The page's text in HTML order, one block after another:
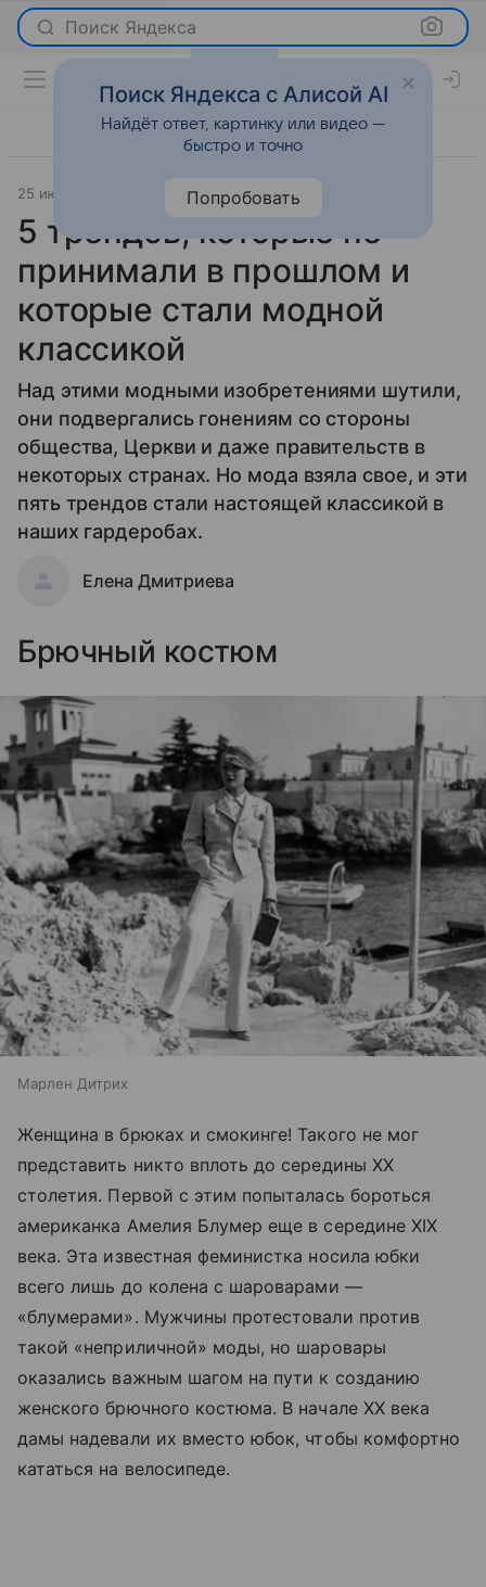
Поиск Яндекса
25 июля 2017
5 трендов, которые не
принимали в прошлом и
которые стали модной
классикой
Над этими модными изобретениями шутили,
они подвергались гонениям со стороны
общества, Церкви и даже правительств в
некоторых странах. Но мода взяла свое, и эти
пять трендов стали настоящей классикой в
наших гардеробах.
Елена Дмитриева
Брючный костюм
Марлен Дитрих
Женщина в брюках и смокинге! Такого не мог
представить никто вплоть до середины XX
столетия. Первой с этим попыталась бороться
американка Амелия Блумер еще в середине XIX
века. Эта известная феминистка носила юбки
всего лишь до колена с шароварами —
«блумерами». Мужчины протестовали против
такой «неприличной» моды, но шаровары
оказались важным шагом на пути к созданию
женского брючного костюма. В начале XX века
дамы надевали их вместо юбок, чтобы комфортно
кататься на велосипеде.
Поиск Яндекса с Алисой AI
Найдёт ответ, картинку или видео —
быстро и точно
Попробовать